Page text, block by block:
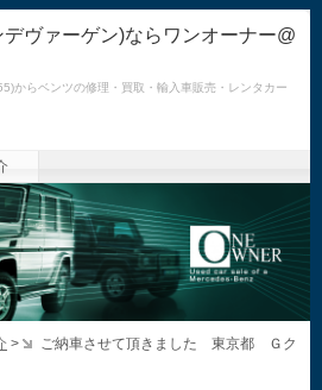
ヴァーゲン)ならワンオーナー@
らベンツの修理・買取・輸入車販売・レンタカー
>
ご納車させて頂きました 東京都 Ｇク